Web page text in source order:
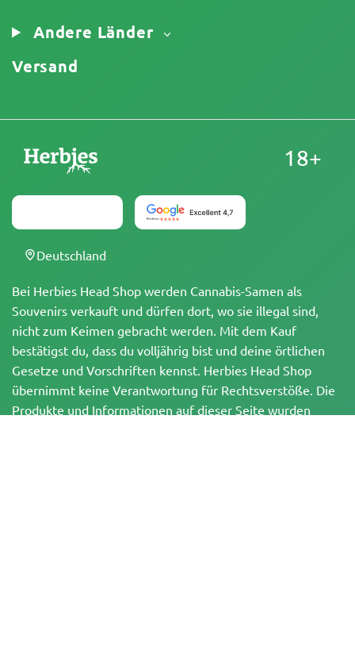
Andere Länder
Versand
Bei Herbies Head Shop werden Cannabis-Samen als
Souvenirs verkauft und dürfen dort, wo sie illegal sind,
nicht zum Keimen gebracht werden. Mit dem Kauf
bestätigst du, dass du volljährig bist und deine örtlichen
Gesetze und Vorschriften kennst. Herbies Head Shop
übernimmt keine Verantwortung für Rechtsverstöße. Die
Produkte und Informationen auf dieser Seite wurden
18+
Deutschland